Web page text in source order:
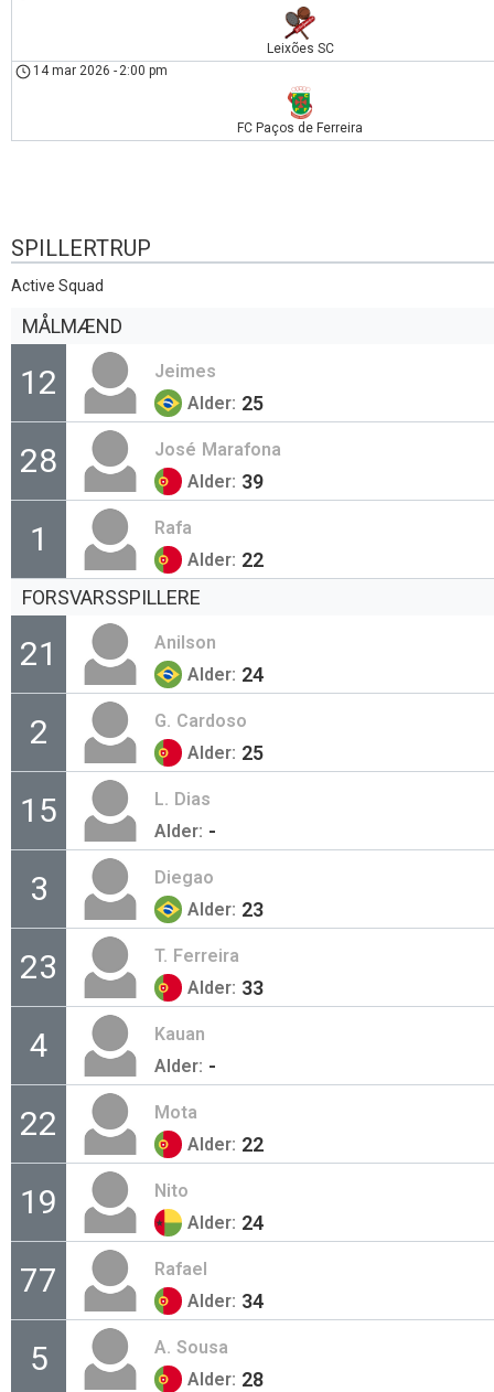
Leixões SC
14 mar 2026 - 2:00 pm
FC Paços de Ferreira
SPILLERTRUP
Active Squad
MÅLMÆND
12
Jeimes
Alder: 25
28 José Marafona
Alder: 39
1
Rafa
Alder: 22
FORSVARSSPILLERE
21
Anilson
Alder: 24
2 G. Cardoso
Alder: 25
15 L. Dias
Alder: -
3
Diegao
Alder: 23
23 T. Ferreira
Alder: 33
4
Kauan
Alder: -
22
Mota
Alder: 22
19
Nito
Alder: 24
77
Rafael
Alder: 34
5 A. Sousa
Alder: 28